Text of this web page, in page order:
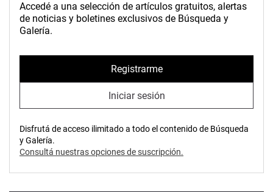
Accedé a una selección de artículos gratuitos, alertas
de noticias y boletines exclusivos de Búsqueda y
Galería.
Registrarme
Iniciar sesión
Disfrutá de acceso ilimitado a todo el contenido de Búsqueda
y Galería.
Consultá nuestras opciones de suscripción.